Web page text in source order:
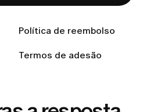
Política de reembolso
Termos de adesão
para devolução?
LUMI?